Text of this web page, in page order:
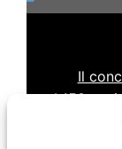
Il
I 150